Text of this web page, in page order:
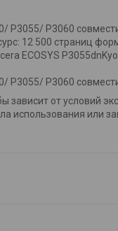
P3055/ P3060
12 500 страниц
ECOSYS
P3055/ P3060
зависит от условий
использования или